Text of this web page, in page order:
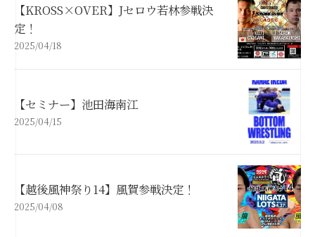
【KROSS×OVER】Jセロウ若林参戦決
定！
2025/04/18
【セミナー】池田海南江
2025/04/15
【越後風神祭り14】風賀参戦決定！
2025/04/08